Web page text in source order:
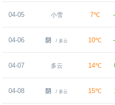
04-05 小雪 7℃
04-06 阴 / 多云 10℃
04-07 多云 14℃
04-08 阴 / 多云 15℃